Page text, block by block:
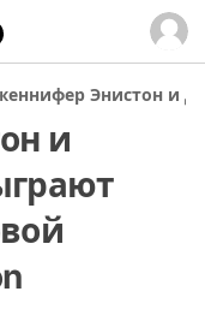
Энистон и
и